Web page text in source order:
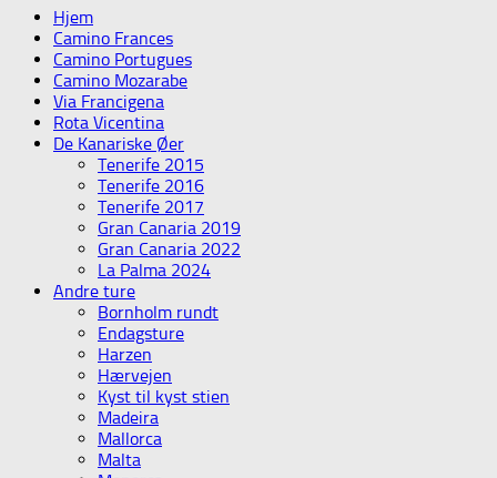
Hjem
Camino Frances
Camino Portugues
Camino Mozarabe
Via Francigena
Rota Vicentina
De Kanariske Øer
Tenerife 2015
Tenerife 2016
Tenerife 2017
Gran Canaria 2019
Gran Canaria 2022
La Palma 2024
Andre ture
Bornholm rundt
Endagsture
Harzen
Hærvejen
Kyst til kyst stien
Madeira
Mallorca
Malta